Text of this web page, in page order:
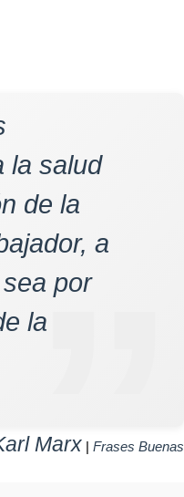
la salud
de la
a
por
la
Marx | Frases Buenas